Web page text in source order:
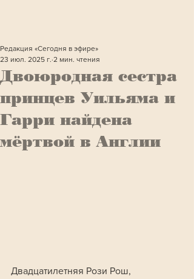
Двоюродная сестра
принцев Уильяма и
Гарри найдена
мёртвой в Англии
Редакция «Сегодня в эфире»
23 июл. 2025 г. 2 мин. чтения
Двадцатилетняя Рози Рош,